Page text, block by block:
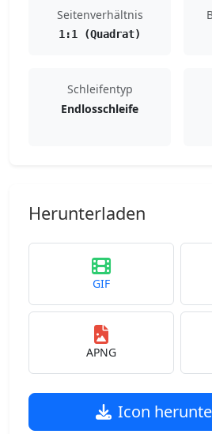
Seitenverhältnis
1:1 (Quadrat)
Schleifentyp
Endlosschleife
Herunterladen
GIF
APNG
Icon